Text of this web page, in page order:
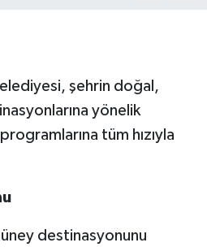
şehrin doğal,
yönelik
tüm hızıyla
destinasyonunu